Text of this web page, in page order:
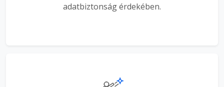
adatbiztonság érdekében.